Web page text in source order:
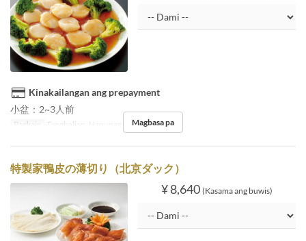
Kinakailangan ang prepayment
小盆：2~3人前
Pagkain Tanghalian, Hapunan Magbasa pa
特製家鴨皮の薄切り（北京ダック）
¥ 8,640 (Kasama ang buwis)